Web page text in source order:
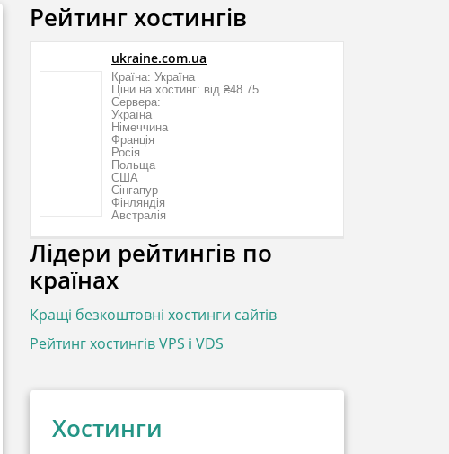
Рейтинг хостингів
ukraine.com.ua
Країна: Україна
Ціни на хостинг: від ₴48.75
Сервера:
Україна
Німеччина
Франція
Росія
Польща
США
Сінгапур
Фінляндія
Австралія
Лідери рейтингів по
країнах
Кращі безкоштовні хостинги сайтів
Рейтинг хостингів VPS і VDS
Хостинги